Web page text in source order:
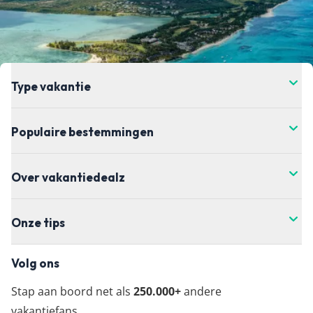
Type vakantie
Populaire bestemmingen
Over vakantiedealz
Onze tips
Volg ons
Stap aan boord net als 250.000+andere